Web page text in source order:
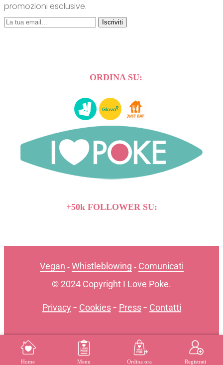
MENU REGISTRATI
promozioni esclusive.
Iscriviti
ORDINA SU:
+50k FOLLOWER SU:
Vegan - Whistleblowing - Comunicati
© 2024 Copyright I Love Poke.
Privacy - Cookies- Press- Contatti
Home Menu Ordina ora Registrati